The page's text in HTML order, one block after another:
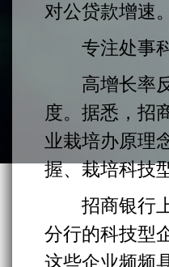
对公贷款增速。
专注处事科
高增长率反
度。据悉，招
业栽培办原理
握、栽培科技
招商银行上
分行的科技型
这些企业频频